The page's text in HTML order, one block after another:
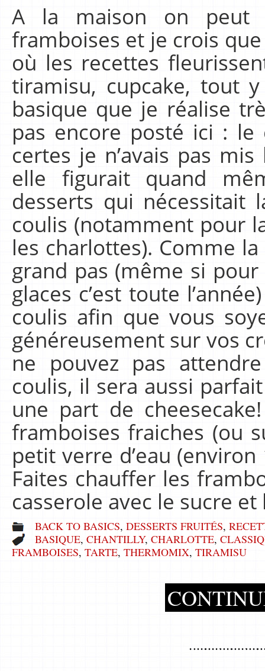
A la maison on peut
framboises et je crois
où les recettes
tiramisu, cupcake, tout
basique que je réalise
pas encore posté ici : le
certes je n’avais pas
elle figurait quand
desserts qui nécessitait
coulis (notamment pour
les charlottes). Comme
grand pas (même si
glaces c’est toute
coulis afin que vous
généreusement sur vos
ne pouvez pas
coulis, il sera aussi
une part de
framboises fraiches (ou
petit verre d’eau
Faites chauffer les
casserole avec le sucre et
BACK TO BASICS, DESSERTS FRUITÉS,
BASIQUE, CHANTILLY, CHARLOTTE,
FRAMBOISES, TARTE, THERMOMIX, TIRAMISU